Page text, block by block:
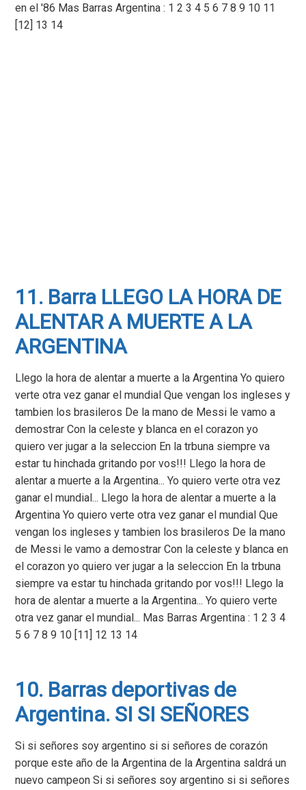
en el '86 Mas Barras Argentina : 1 2 3 4 5 6 7 8 9 10 11
[12] 13 14
11. Barra LLEGO LA HORA DE
ALENTAR A MUERTE A LA
ARGENTINA
Llego la hora de alentar a muerte a la Argentina Yo quiero
verte otra vez ganar el mundial Que vengan los ingleses y
tambien los brasileros De la mano de Messi le vamo a
demostrar Con la celeste y blanca en el corazon yo
quiero ver jugar a la seleccion En la trbuna siempre va
estar tu hinchada gritando por vos!!! Llego la hora de
alentar a muerte a la Argentina... Yo quiero verte otra vez
ganar el mundial... Llego la hora de alentar a muerte a la
Argentina Yo quiero verte otra vez ganar el mundial Que
vengan los ingleses y tambien los brasileros De la mano
de Messi le vamo a demostrar Con la celeste y blanca en
el corazon yo quiero ver jugar a la seleccion En la trbuna
siempre va estar tu hinchada gritando por vos!!! Llego la
hora de alentar a muerte a la Argentina... Yo quiero verte
otra vez ganar el mundial... Mas Barras Argentina : 1 2 3 4
5 6 7 8 9 10 [11] 12 13 14
10. Barras deportivas de
Argentina. SI SI SEÑORES
Si si señores soy argentino si si señores de corazón
porque este año de la Argentina de la Argentina saldrá un
nuevo campeon Si si señores soy argentino si si señores